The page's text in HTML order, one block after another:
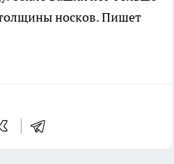
толщины носков. Пишет